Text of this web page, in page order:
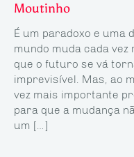
Moutinho
É um paradoxo e uma
mundo muda cada vez
que o futuro se vá
imprevisível. Mas, ao
vez mais importante
para que a mudança
um […]